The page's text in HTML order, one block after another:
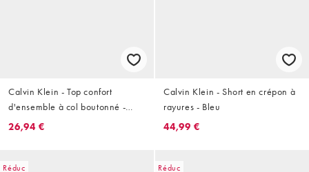
Calvin Klein - Top confort
d'ensemble à col boutonné -
Gris
26,94 €
Calvin Klein - Short en crépon à
rayures - Bleu
44,99 €
Réduc Réduc